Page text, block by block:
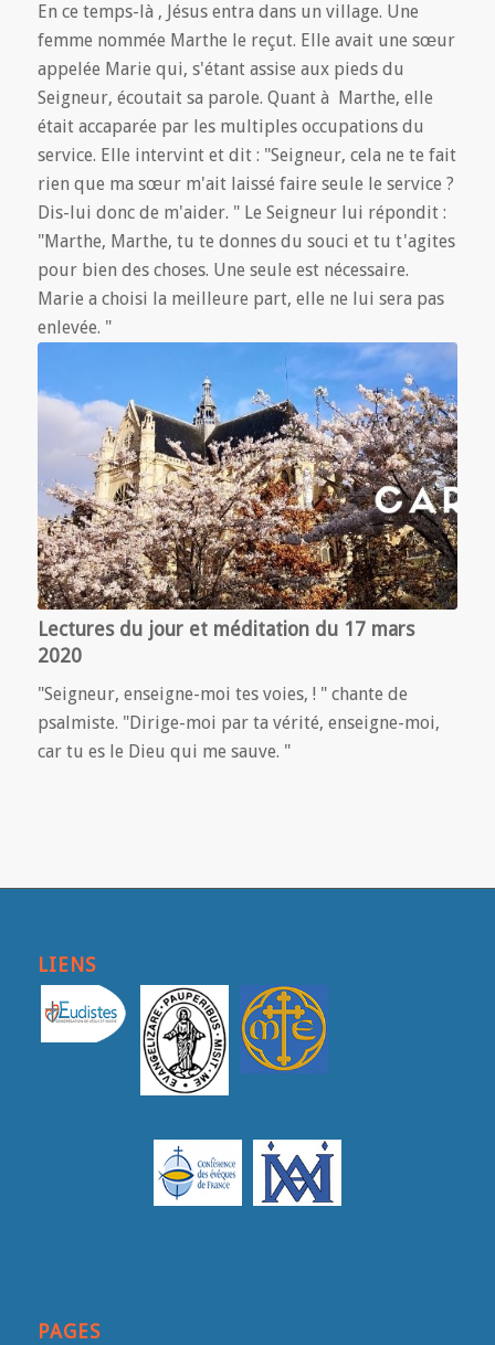
En ce temps-là , Jésus entra dans un village. Une
femme nommée Marthe le reçut. Elle avait une sœur
appelée Marie qui, s'étant assise aux pieds du
Seigneur, écoutait sa parole. Quant à Marthe, elle
était accaparée par les multiples occupations du
service. Elle intervint et dit : "Seigneur, cela ne te fait
rien que ma sœur m'ait laissé faire seule le service ?
Dis-lui donc de m'aider. " Le Seigneur lui répondit :
"Marthe, Marthe, tu te donnes du souci et tu t'agites
pour bien des choses. Une seule est nécessaire.
Marie a choisi la meilleure part, elle ne lui sera pas
enlevée. "
Lectures du jour et méditation du 17 mars
2020
"Seigneur, enseigne-moi tes voies, ! " chante de
psalmiste. "Dirige-moi par ta vérité, enseigne-moi,
car tu es le Dieu qui me sauve. "
LIENS
PAGES